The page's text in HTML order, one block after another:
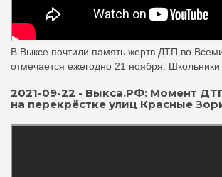
В Выксе почтили память жертв ДТП во
отмечается ежегодно 21 ноября. Школьники
2021-09-22 - Выкса.РФ: Момент
на перекрёстке улиц Красные